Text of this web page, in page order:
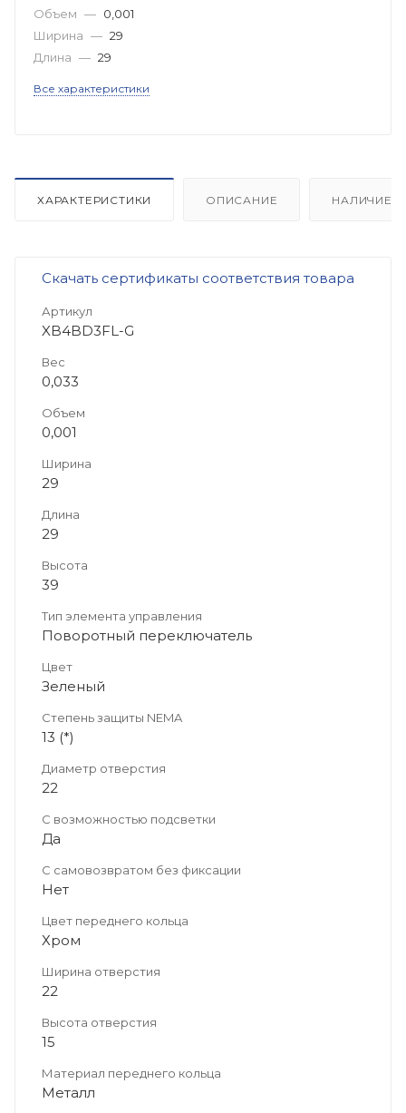
Объем — 0,001
Ширина — 29
Длина — 29
Все характеристики
ХАРАКТЕРИСТИКИ ОПИСАНИЕ НАЛИЧИЕ
Скачать сертификаты соответствия товара
Артикул
XB4BD3FL-G
Вес
0,033
Объем
0,001
Ширина
29
Длина
29
Высота
39
Тип элемента управления
Поворотный переключатель
Цвет
Зеленый
Степень защиты NEMA
13 (*)
Диаметр отверстия
22
С возможностью подсветки
Да
С самовозвратом без фиксации
Нет
Цвет переднего кольца
Хром
Ширина отверстия
22
Высота отверстия
15
Материал переднего кольца
Металл